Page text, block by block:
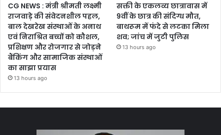
CG NEWS : मंत्री श्रीमती लक्ष्मी
राजवाड़े की संवेदनशील पहल,
बाल देखरेख संस्थाओं के अनाथ
एवं निराश्रित बच्चों को कौशल,
प्रशिक्षण और रोजगार से जोड़ने
बैंकिंग और सामाजिक संस्थाओं
का साझा प्रयास
13 hours ago
सक्ती के एकलव्य छात्रावास में
9वीं के छात्र की संदिग्ध मौत,
बाथरूम में फंदे से लटका मिला
शव; जांच में जुटी पुलिस
13 hours ago